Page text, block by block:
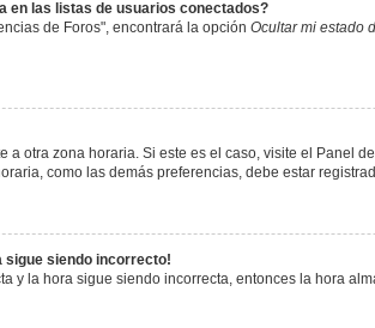
en las listas de usuarios conectados?
de Foros", encontrará la opción Ocultar mi estado
a otra zona horaria. Si este es el caso, visite el Panel
como las demás preferencias, debe estar
sigue siendo incorrecto!
y la hora sigue siendo incorrecta, entonces la hora